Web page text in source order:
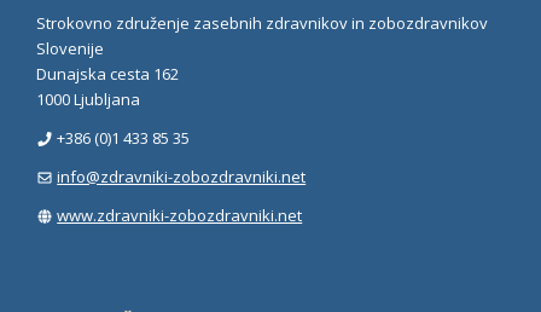
Strokovno združenje zasebnih zdravnikov in zobozdravnikov
Slovenije
Dunajska cesta 162
1000 Ljubljana
+386 (0)1 433 85 35
info@zdravniki-zobozdravniki.net
www.zdravniki-zobozdravniki.net